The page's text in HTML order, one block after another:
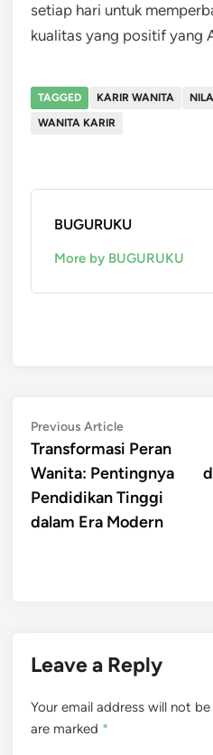
setiap hari untuk
kualitas yang positif yang
TAGGED KARIR WANITA
WANITA KARIR
BUGURUKU
More by BUGURUKU
Post
navigation
Previous ArticlePrevious
article:
Transformasi Peran
Wanita: Pentingnya
Pendidikan Tinggi
dalam Era Modern
Leave a Reply
Your email address will not
are marked *